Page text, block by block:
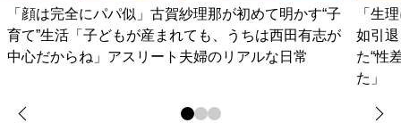
「顔は完全にパパ似」古賀紗理那が初めて明かす“子
育て”生活「子どもが産まれても、うちは西田有志が
中心だからね」アスリート夫婦のリアルな日常
「生
如引
た“性
た」